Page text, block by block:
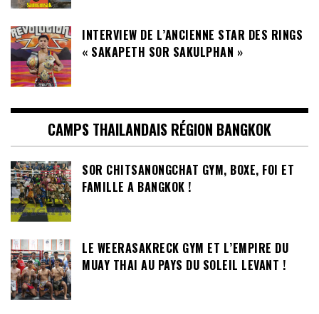
INTERVIEW DE L’ANCIENNE STAR DES RINGS
« SAKAPETH SOR SAKULPHAN »
CAMPS THAILANDAIS RÉGION BANGKOK
SOR CHITSANONGCHAT GYM, BOXE, FOI ET
FAMILLE A BANGKOK !
LE WEERASAKRECK GYM ET L’EMPIRE DU
MUAY THAI AU PAYS DU SOLEIL LEVANT !